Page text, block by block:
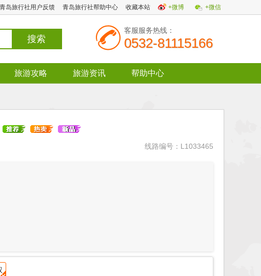
青岛旅行社用户反馈 青岛旅行社帮助中心 收藏本站 +微博 +微信
客服服务热线：
0532-81115166
旅游攻略 旅游资讯 帮助中心
线路编号：L1033465